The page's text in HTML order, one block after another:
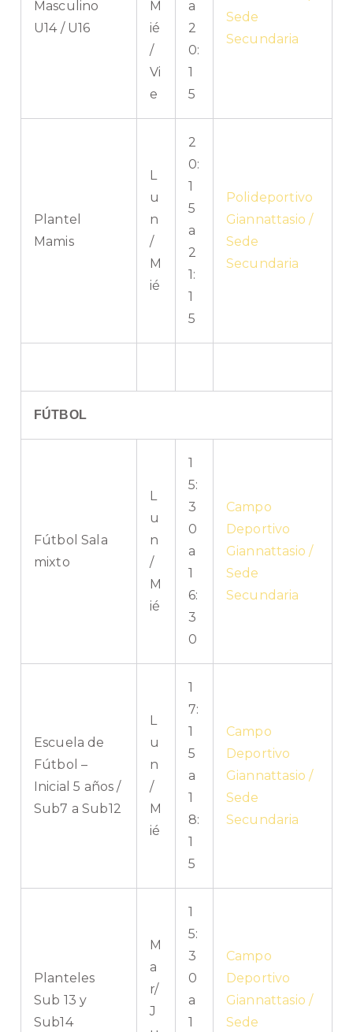
Masculino
U14 / U16
M
ié
/
Vi
e
a
2
0:
1
5
Sede
Secundaria
Plantel
Mamis
L
u
n
/
M
ié
2
0:
1
5
a
2
1:
1
5
Polideportivo
Giannattasio /
Sede
Secundaria
FÚTBOL
Fútbol Sala
mixto
L
u
n
/
M
ié
1
5:
3
0
a
1
6:
3
0
Campo
Deportivo
Giannattasio /
Sede
Secundaria
Escuela de
Fútbol –
Inicial 5 años /
Sub7 a Sub12
L
u
n
/
M
ié
1
7:
1
5
a
1
8:
1
5
Campo
Deportivo
Giannattasio /
Sede
Secundaria
Planteles
Sub 13 y
Sub14
M
a
r/
J
1
5:
3
0
a
1
Campo
Deportivo
Giannattasio /
Sede